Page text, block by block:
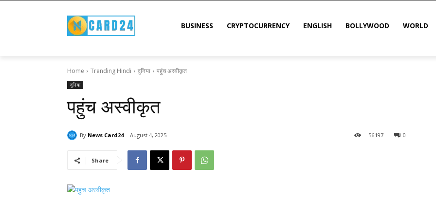
BUSINESS CRYPTOCURRENCY ENGLISH BOLLYWOOD WORLD
Home Trending Hindi दुनिया पहुंच अस्वीकृत
दुनिया
पहुंच अस्वीकृत
By News Card24 August 4, 2025 0
56197
Share